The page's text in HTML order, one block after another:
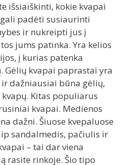
išsiaiškinti, kokie kvapai
padėti susiaurinti
ir nukreipti jus į
jums patinka. Yra kelios
į kurias patenka
Gėlių kvapai paprastai yra
dažniausiai būna gėlių,
Kitas populiarus
kvapai. Medienos
dažni. Šiuose kvepaluose
sandalmedis, pačiulis ir
– tai dar viena
rasite rinkoje. Šio tipo